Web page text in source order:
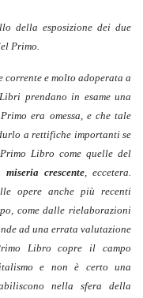
della esposizione dei due
Primo.
corrente e molto adoperata a
prendano in esame una
era omessa, e che tale
a rettifiche importanti se
Libro come quelle del
miseria crescente, eccetera.
opere anche più recenti
come dalle rielaborazioni
ad una errata valutazione
Libro copre il campo
e non è certo una
nella sfera della